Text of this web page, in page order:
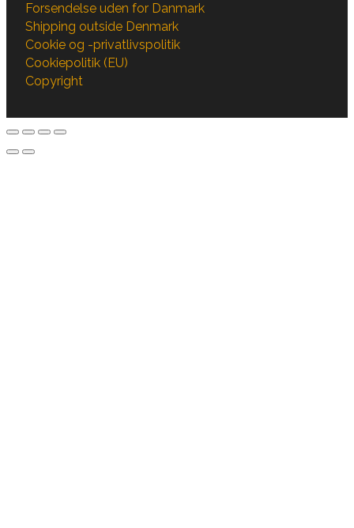
Forsendelse uden for Danmark
Shipping outside Denmark
Cookie og -privatlivspolitik
Cookiepolitik (EU)
Copyright